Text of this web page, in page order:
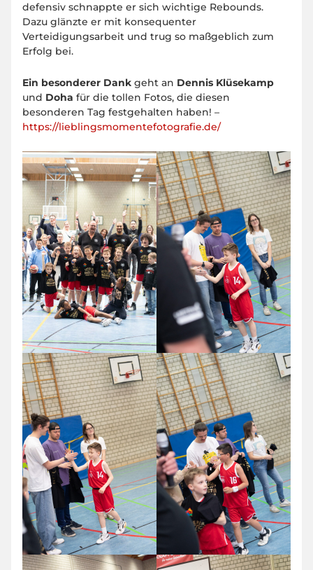
defensiv schnappte er sich wichtige Rebounds.
Dazu glänzte er mit konsequenter
Verteidigungsarbeit und trug so maßgeblich zum
Erfolg bei.
Ein besonderer Dank geht an Dennis Klüsekamp
und Doha für die tollen Fotos, die diesen
besonderen Tag festgehalten haben! –
https://lieblingsmomentefotografie.de/